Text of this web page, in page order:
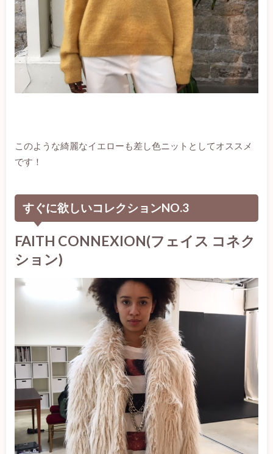
このような綺麗なイエローも差し色ニットとしてオススメ
です！
すぐに欲しいコレクションNO.3
FAITH CONNEXION(フェイス コネク
ション)